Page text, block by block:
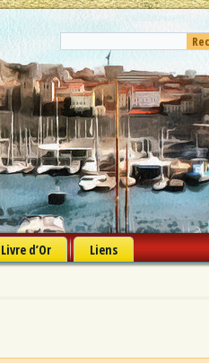
Livre d’Or Liens